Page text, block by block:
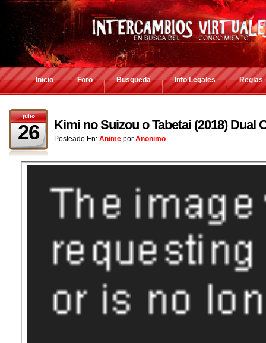
Inicio Foro Busqueda Info Legales Reglas
julio
26 Kimi no Suizou o Tabetai (2018) Dual
Posteado En: Anime por Anonimo